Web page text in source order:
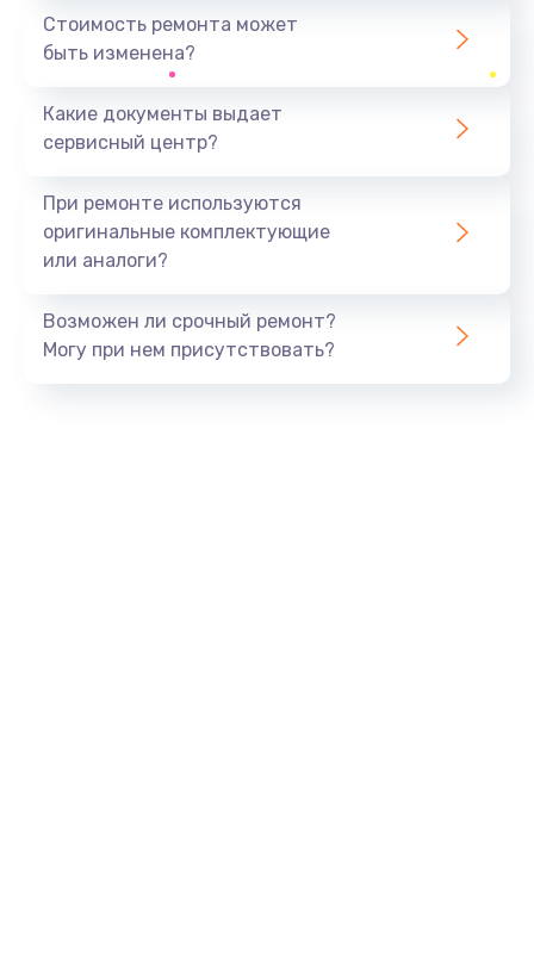
1440 руб.
Ремонт южного моста
Замена батарейки BIOS
Заказать
Стоимость ремонта может
быть изменена?
Какие документы выдает
сервисный центр?
При ремонте используются
оригинальные комплектующие
или аналоги?
Возможен ли срочный ремонт?
Могу при нем присутствовать?